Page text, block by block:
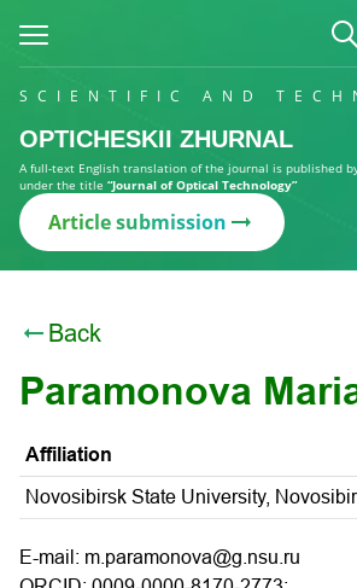
SCIENTIFIC AND
OPTICHESKII ZHURNAL
A full-text English translation of the journal is published
under the title “Journal of Optical Technology”
Article submission
Back
Paramonova
Affiliation
Novosibirsk State University,
E-mail: m.paramonova@g.nsu.ru